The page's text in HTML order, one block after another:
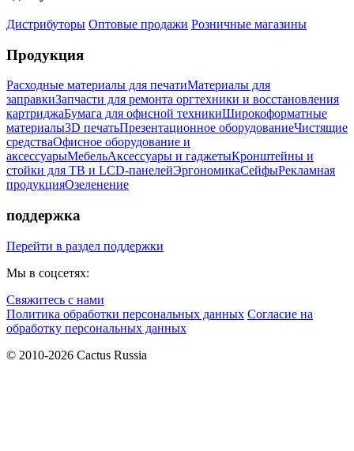
Дистрибуторы Оптовые продажи Розничные магазины
Продукция
Расходные материалы для печатиМатериалы для
заправкиЗапчасти для ремонта оргтехники и восстановления
картриджаБумага для офисной техникиШирокоформатные
материалы3D печатьПрезентационное оборудованиеЧистящие
средстваОфисное оборудование и
аксессуарыМебельАксессуары и гаджетыКронштейны и
стойки для ТВ и LCD-панелейЭргономикаСейфыРекламная
продукцияОзеленение
поддержка
Перейти в раздел поддержки
Мы в соцсетях:
Свяжитесь с нами
Политика обработки персональных данных Согласие на
обработку персональных данных
© 2010-2026 Cactus Russia